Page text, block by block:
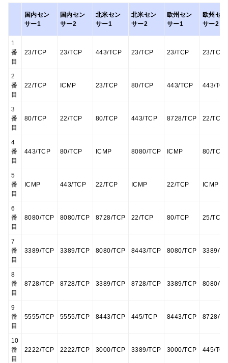
国内セン
サー1
国内セン
サー2
北米セン
サー1
北米セン
サー2
欧州セン
サー1
欧州セン
サー2
1
番
目
23/TCP 23/TCP 443/TCP 23/TCP 23/TCP 23/TCP
2
番
目
22/TCP ICMP 23/TCP 80/TCP 443/TCP 443/
3
番
目
80/TCP 22/TCP 80/TCP 443/TCP 8728/TCP 22/TCP
4
番
目
443/TCP 80/TCP ICMP 8080/TCP ICMP 80/TCP
5
番
目
ICMP 443/TCP 22/TCP ICMP 22/TCP ICMP
6
番
目
8080/TCP 8080/TCP 8728/TCP 22/TCP 80/TCP 25/TCP
7
番
目
3389/TCP 3389/TCP 8080/TCP 8443/TCP 8080/TCP 3389/
8
番
目
8728/TCP 8728/TCP 3389/TCP 8728/TCP 3389/TCP 8080/
9
番
目
5555/TCP 5555/TCP 8443/TCP 445/TCP 8443/TCP 8728/
10
番
目
2222/TCP 2222/TCP 3000/TCP 3389/TCP 3000/TCP 445/